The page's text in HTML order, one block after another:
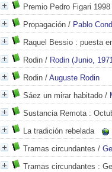
Premio Pedro Figari 1998
Propagación / Pablo
Raquel Bessio : puesta
Rodin / Rodin (Junio,
Rodin / Auguste Rodin
Sáez un mirar habitado /
Sustancia Remota:
La tradición rebelada
Tramas circundantes /
Tramas circundantes :